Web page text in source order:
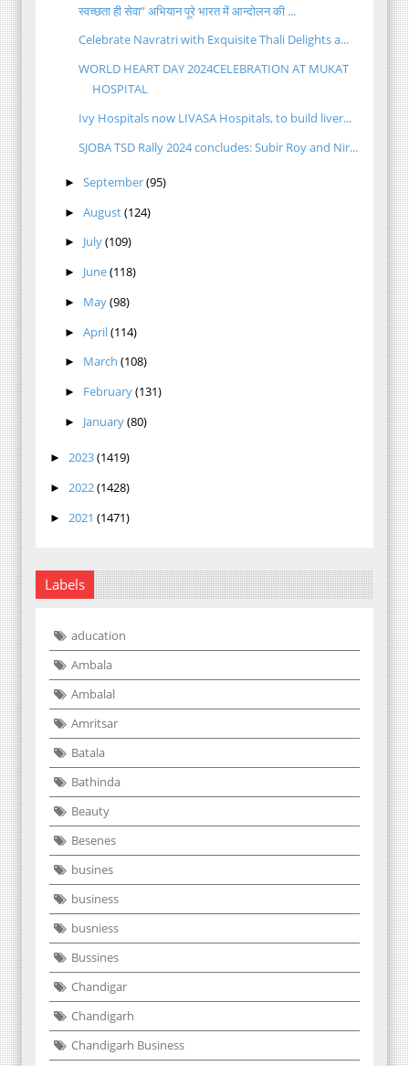
स्वच्छता ही सेवा” अभियान पूरे भारत में आन्दोलन की ...
Celebrate Navratri with Exquisite Thali Delights a...
WORLD HEART DAY 2024CELEBRATION AT MUKAT
HOSPITAL
Ivy Hospitals now LIVASA Hospitals, to build liver...
SJOBA TSD Rally 2024 concludes: Subir Roy and Nir...
► September(95)
► August(124)
► July(109)
► June(118)
► May(98)
► April(114)
► March (108)
► February(131)
► January(80)
► 2023(1419)
► 2022(1428)
► 2021 (1471)
Labels
aducation
Ambala
Ambalal
Amritsar
Batala
Bathinda
Beauty
Besenes
busines
business
busniess
Bussines
Chandigar
Chandigarh
Chandigarh Business